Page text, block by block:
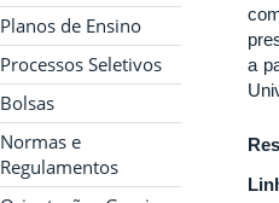
Planos de Ensino
Processos Seletivos
Bolsas
Normas e
Regulamentos
a